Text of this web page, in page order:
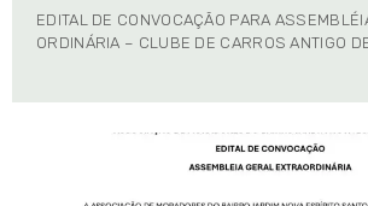
EDITAL DE CONVOCAÇÃO PARA
ORDINÁRIA – CLUBE DE CARROS ANTIGO